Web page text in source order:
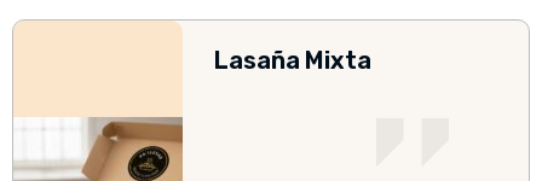
Lasaña Mixta